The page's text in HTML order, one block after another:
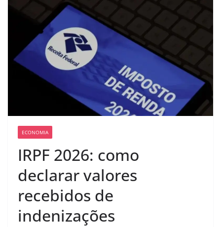
ECONOMIA
IRPF 2026: como
declarar valores
recebidos de
indenizações